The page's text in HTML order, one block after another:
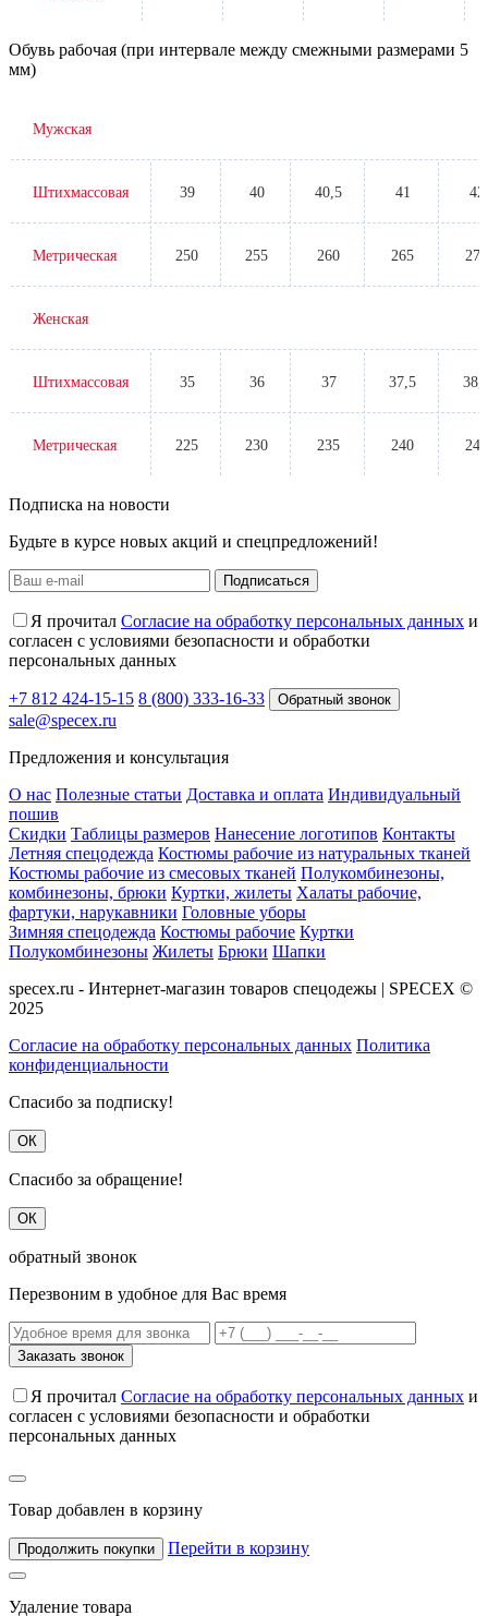
Обувь рабочая (при интервале между смежными размерами 5
мм)
Мужская
Штихмассовая 39 40 40,5 41 42
Метрическая 250 255 260 265 270
Женская
Штихмассовая 35 36 37 37,5
Метрическая 225 230 235 240 245
Подписка на новости
Будьте в курсе новых акций и спецпредложений!
Подписаться
Я прочитал Согласие на обработку персональных данных и
согласен с условиями безопасности и обработки
персональных данных
+7 812 424-15-15 8 (800) 333-16-33 Обратный звонок
sale@specex.ru
Предложения и консультация
О нас Полезные статьи Доставка и оплата Индивидуальный
пошив
Скидки Таблицы размеров Нанесение логотипов Контакты
Летняя спецодежда Костюмы рабочие из натуральных тканей
Костюмы рабочие из смесовых тканей Полукомбинезоны,
комбинезоны, брюки Куртки, жилеты Халаты рабочие,
фартуки, нарукавники Головные уборы
Зимняя спецодежда Костюмы рабочие Куртки
Полукомбинезоны Жилеты Брюки Шапки
specex.ru - Интернет-магазин товаров спецодежы | SPECEX ©
2025
Согласие на обработку персональных данных Политика
конфиденциальности
Спасибо за подписку!
ОК
Спасибо за обращение!
ОК
обратный звонок
Перезвоним в удобное для Вас время
Заказать звонок
Я прочитал Согласие на обработку персональных данных и
согласен с условиями безопасности и обработки
персональных данных
Товар добавлен в корзину
Продолжить покупки Перейти в корзину
Удаление товара